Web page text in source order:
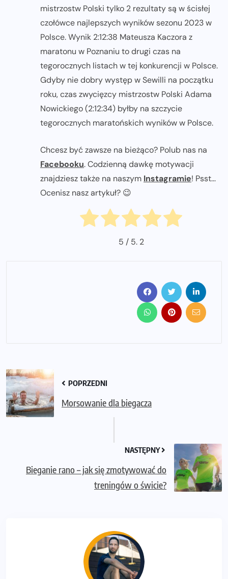
mistrzostw Polski tylko 2 rezultaty są w ścisłej
czołówce najlepszych wyników sezonu 2023 w
Polsce. Wynik 2:12:38 Mateusza Kaczora z
maratonu w Poznaniu to drugi czas na
tegorocznych listach w tej konkurencji w Polsce.
Gdyby nie dobry występ w Sewilli na początku
roku, czas zwycięzcy mistrzostw Polski Adama
Nowickiego (2:12:34) byłby na szczycie
tegorocznych maratońskich wyników w Polsce.
Chcesz być zawsze na bieżąco? Polub nas na
Facebooku. Codzienną dawkę motywacji
znajdziesz także na naszym Instagramie! Psst...
Ocenisz nasz artykuł? 😉
5 / 5. 2
POPRZEDNI
Morsowanie dla biegacza
NASTĘPNY
Bieganie rano – jak się zmotywować do
treningów o świcie?